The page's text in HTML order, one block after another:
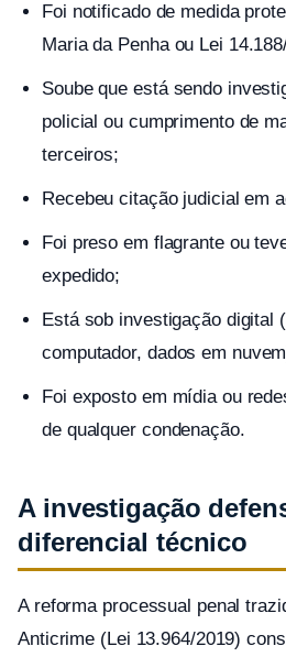
Foi notificado de medida
Maria da Penha ou Lei
Soube que está sendo
policial ou cumprimento de
terceiros;
Recebeu citação judicial em
Foi preso em flagrante ou
expedido;
Está sob investigação digital
computador, dados em
Foi exposto em mídia ou
de qualquer condenação.
A investigação
diferencial técnico
A reforma processual penal
Anticrime (Lei 13.964/2019)